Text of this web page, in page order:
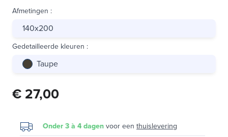
Afmetingen :
140x200
Gedetailleerde kleuren :
Taupe
€ 27,00
Onder 3 à 4 dagenvoor een thuislevering